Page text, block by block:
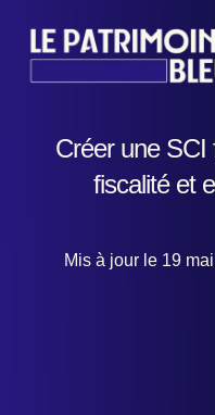
Créer une SCI
fiscalité et
Mis à jour le 19